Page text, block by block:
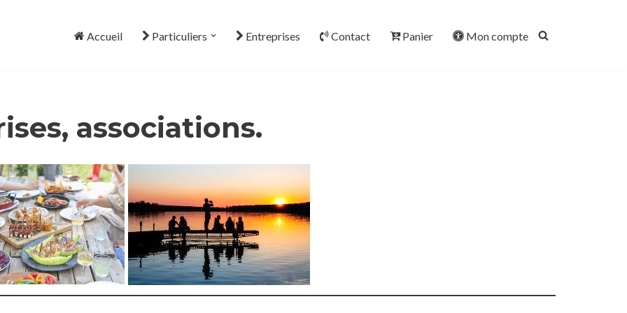
Accueil Particuliers Entreprises Contact Panier Mon compte
associations.